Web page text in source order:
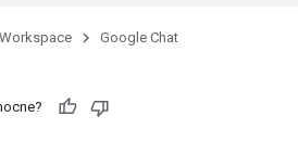
Google Chat